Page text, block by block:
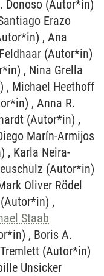
Staab
, Boris A.
(Autor*in)
Unsicker